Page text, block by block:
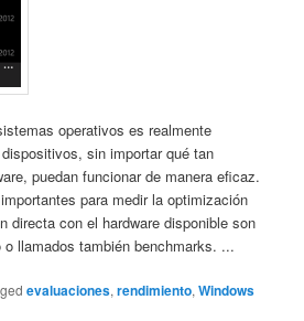
operativos es realmente
sin importar qué tan
puedan funcionar de manera eficaz.
para medir la optimización
directa con el hardware disponible son
llamados también benchmarks. ...
evaluaciones,rendimiento,Windows